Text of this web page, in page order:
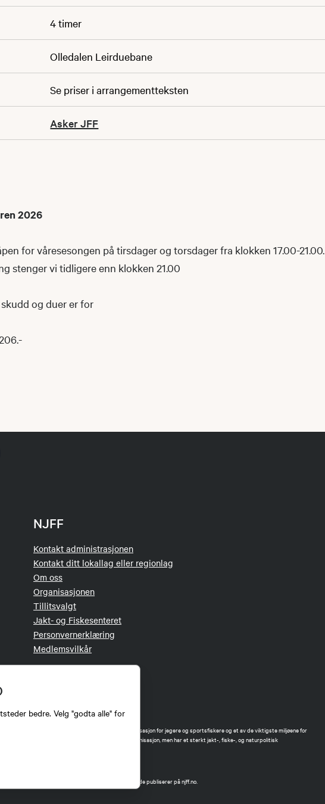
bedre. Velg "godta alle" for
4 timer
Olledalen Leirduebane
Se priser i arrangementteksten
Asker JFF
2026
for våresesongen på tirsdager og torsdager fra klokken 17.00-21.00.
stenger vi tidligere enn klokken 21.00
og duer er for
NJFF
Kontakt administrasjonen
Kontakt ditt lokallag eller regionlag
Om oss
Organisasjonen
Tillitsvalgt
Jakt- og Fiskesenteret
Personvernerklæring
Medlemsvilkår
(NJFF) er landets eneste landsdekkende organisasjon for jegere og sportsfiskere og et av de viktigste miljøene for
jakt og fiske i Norge. Vi er en partipolitisk nøytral organisasjon, men har et sterkt jakt-, fiske-, og naturpolitisk
Jeger- og Fiskerforbund har ansvar for innhold de publiserer på njff.no.